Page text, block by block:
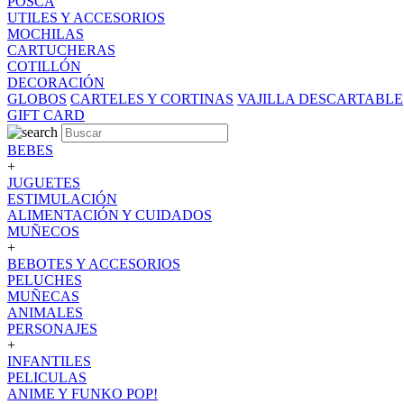
UTILES Y ACCESORIOS
MOCHILAS
CARTUCHERAS
COTILLÓN
DECORACIÓN
GLOBOS CARTELES Y CORTINAS VAJILLA DESCARTABLE
GIFT CARD
BEBES
+
JUGUETES
ESTIMULACIÓN
ALIMENTACIÓN Y CUIDADOS
MUÑECOS
+
BEBOTES Y ACCESORIOS
PELUCHES
MUÑECAS
ANIMALES
PERSONAJES
+
INFANTILES
PELICULAS
ANIME Y FUNKO POP!